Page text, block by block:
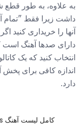
داشت زیرا فقط "تمام
دارای صدها آهنگ است
انتخاب کنید که یک
اندازه کافی برای پخش
دارد.
قهرمان گیتار: Smash Hits کامل لیست آهنگ